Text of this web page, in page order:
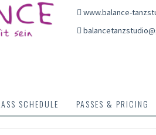
www.balance-
SCHEDULE PASSES & PRICING